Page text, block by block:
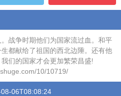
争时期他们为国家流过血。和平
都献给了祖国的西北边陲。还有他
们的国家才会更加繁荣昌盛!
10/10719/
06T08:08:24